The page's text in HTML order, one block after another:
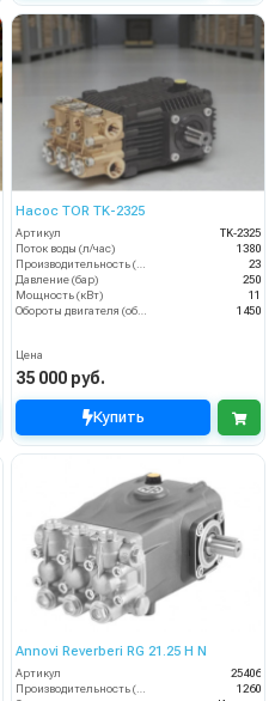
Насос TOR TK-2325
Артикул
TK-2325
Поток воды (л/час)
1380
Производительность (л/мин)
23
Давление (бар)
250
Мощность (кВт)
11
Обороты двигателя (об/мин)
1450
Цена
35 000 руб.
Купить
Annovi Reverberi RG 21.25 H N
Артикул
25406
1260